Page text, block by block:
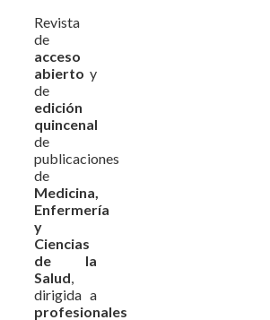
Revista
de
acceso
abierto y
de
edición
quincenal
de
publicaciones
de
Medicina,
Enfermería
y
Ciencias
de la
Salud
dirigida a
profesionales